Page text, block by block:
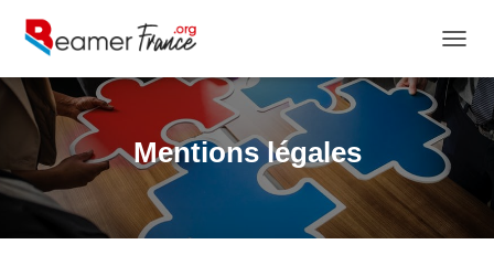
Mentions légales